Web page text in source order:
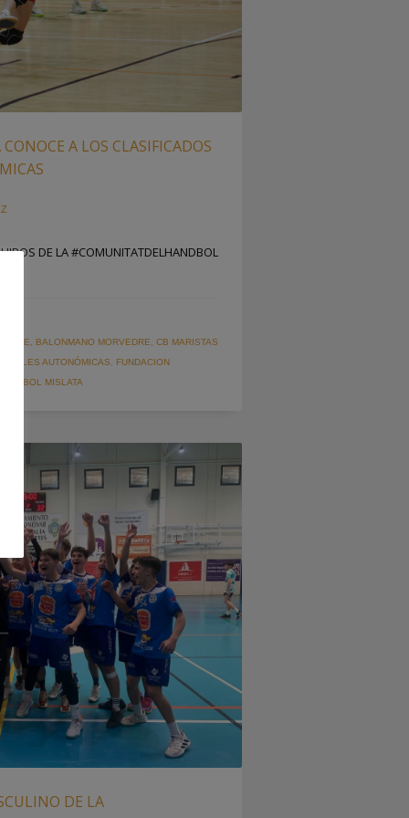
A LOS CLASIFICADOS
DE LA #COMUNITATDELHANDBOL
BALONMANO MORVEDRE
CB MARISTAS
FINALES AUTONÓMICAS
FUNDACION
MISLATA
DE LA